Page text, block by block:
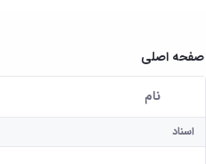
صفحه اصلی
کاربر انتخاب شده
نام
اسناد